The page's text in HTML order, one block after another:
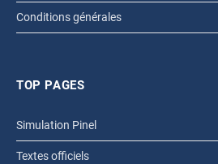
Conditions générales
TOP PAGES
Simulation Pinel
Textes officiels